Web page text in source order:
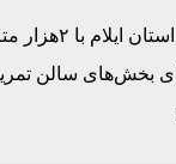
در مرز
دارای بخش‌های سالن